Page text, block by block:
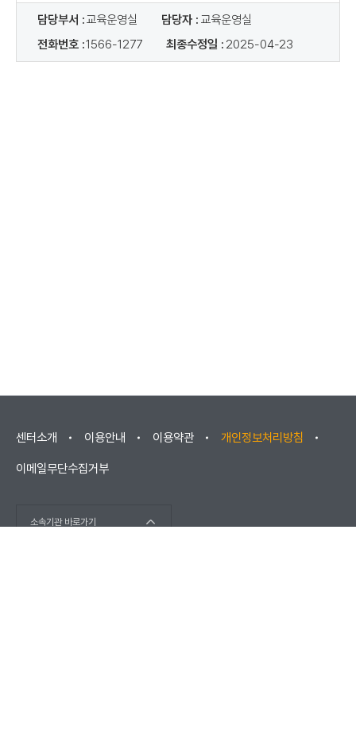
담당부서 :교육운영실 담당자 : 교육운영실
전화번호 :1566-1277 최종수정일 : 2025-04-23
센터소개 이용안내 이용약관 개인정보처리방침
이메일무단수집거부
소속기관 바로가기